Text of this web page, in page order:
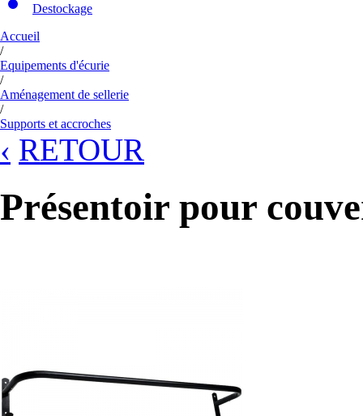
Destockage
Accueil
/
Equipements d'écurie
/
Aménagement de sellerie
/
Supports et accroches
‹ RETOUR
Présentoir pour